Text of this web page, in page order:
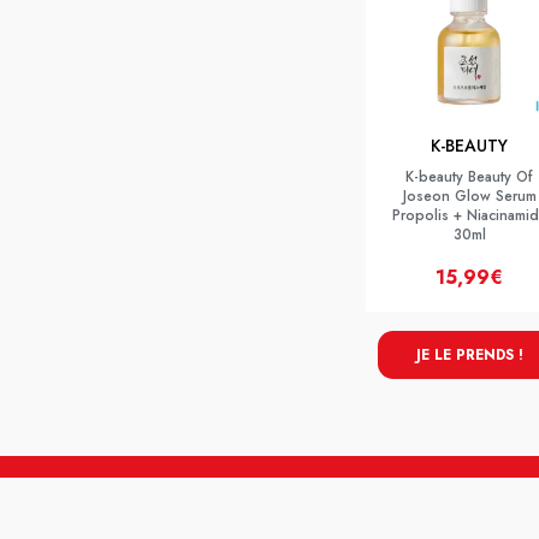
K-BEAUTY
K-beauty Beauty Of
Joseon Glow Serum
Propolis +
30ml
15,99€
JE LE PRENDS !